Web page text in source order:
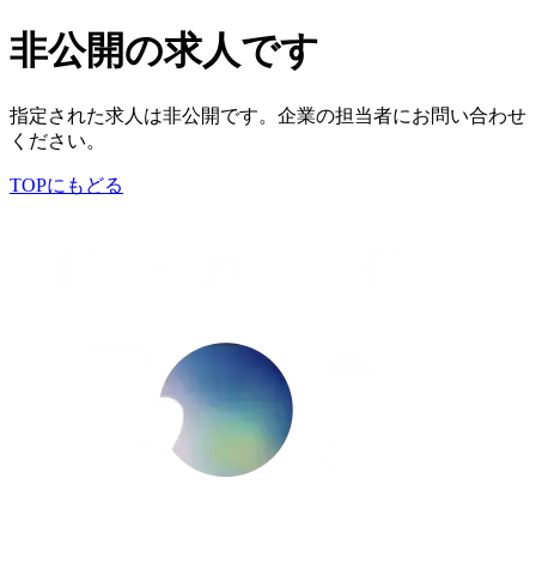
非公開の求人です
指定された求人は非公開です。企業の担当者にお問い合わせ
ください。
TOPにもどる